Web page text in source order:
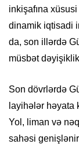
inkişafına
dinamik iqtisadi
da, son illərdə
müsbət
Son dövrlərdə
layihələr həyata
Yol, liman və
sahəsi